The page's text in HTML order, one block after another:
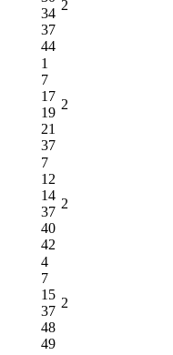
34
37
44
2
1
7
17
19
21
37
2
7
12
14
37
40
42
2
4
7
15
37
48
49
2